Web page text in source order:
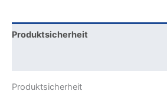
Produktsicherheit
Produktsicherheit